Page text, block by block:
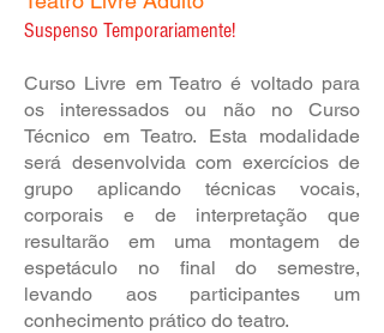
Suspenso Temporariamente!
Curso Livre em Teatro é voltado para
os interessados ou não no Curso
Técnico em Teatro. Esta modalidade
será desenvolvida com exercícios de
grupo aplicando técnicas vocais,
corporais e de interpretação que
resultarão em uma montagem de
espetáculo no final do semestre,
levando aos participantes um
conhecimento prático do teatro.